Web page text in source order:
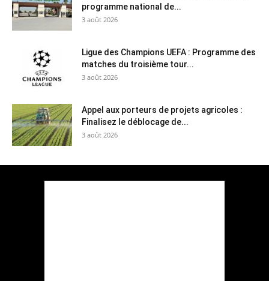
programme national de...
3 août 2026
Ligue des Champions UEFA : Programme des
matches du troisième tour...
3 août 2026
Appel aux porteurs de projets agricoles :
Finalisez le déblocage de...
3 août 2026